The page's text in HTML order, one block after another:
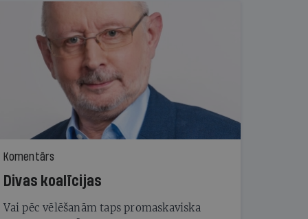
Komentārs
Divas koalīcijas
Vai pēc vēlēšanām taps promaskaviska